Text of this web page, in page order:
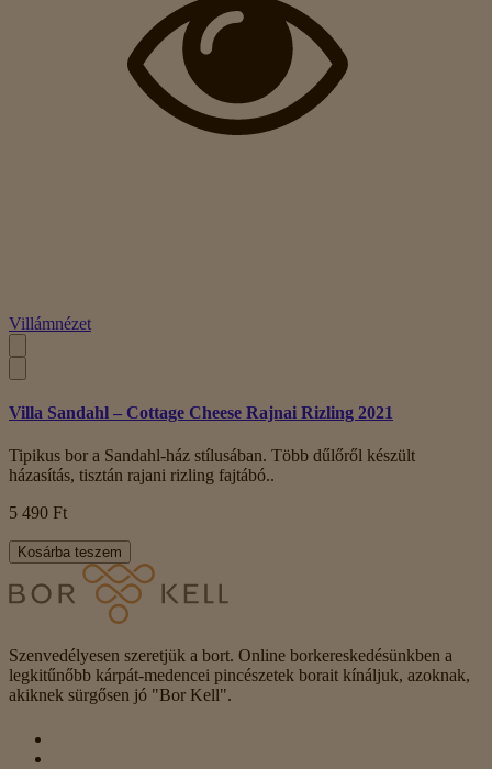
Villámnézet
Villa Sandahl – Cottage Cheese Rajnai Rizling 2021
Tipikus bor a Sandahl-ház stílusában. Több dűlőről készült
házasítás, tisztán rajani rizling fajtábó..
5 490 Ft
Kosárba teszem
Szenvedélyesen szeretjük a bort. Online borkereskedésünkben a
legkitűnőbb kárpát-medencei pincészetek borait kínáljuk, azoknak,
akiknek sürgősen jó "Bor Kell".